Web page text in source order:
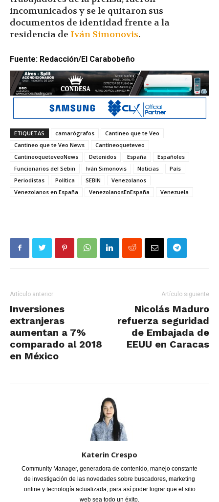
incomunicados y se le quitaron sus
documentos de identidad frente a la
residencia de Iván Simonovis.
Fuente: Redacción/El Carabobeño
ETIQUETAS camarógrafos
Cantineo que te Veo
Cantineo que te Veo News
Cantineoqueteveo
CantineoqueteveoNews
Detenidos España
Españoles
Funcionarios del Sebin
Iván Simonovis Noticias
País
Periodistas
Política SEBIN
Venezolanos
Venezolanos en España
VenezolanosEnEspaña Venezuela
Artículo anterior
Inversiones
extranjeras
aumentan a 7%
comparado al 2018
en México
Artículo siguiente
Nicolás Maduro
refuerza seguridad
de Embajada de
EEUU en Caracas
Katerin Crespo
Community Manager, generadora de contenido, manejo constante
de investigación de las novedades sobre buscadores, marketing
online y tecnología actualizada; para así poder lograr que el sitio
web sea todo un éxito.